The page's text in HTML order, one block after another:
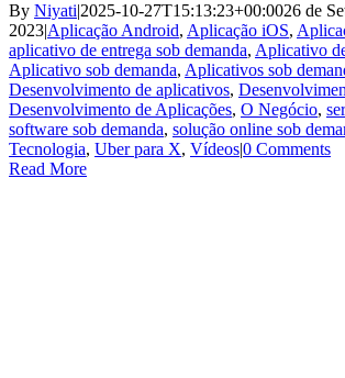
By Niyati|2025-10-27T15:13:23+00:0026 de
2023|Aplicação Android, Aplicação iOS,
aplicativo de entrega sob demanda, Aplicativo
Aplicativo sob demanda, Aplicativos sob
Desenvolvimento de aplicativos,
Desenvolvimento de Aplicações, O Negócio,
software sob demanda, solução online sob
Tecnologia, Uber para X, Vídeos|0 Comments
Read More